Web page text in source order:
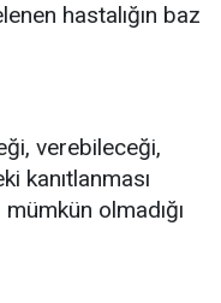
hastalığın baz
verebileceği,
kanıtlanması
olmadığı